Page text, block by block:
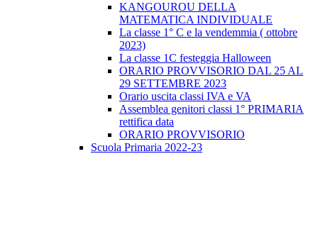
KANGOUROU DELLA
MATEMATICA INDIVIDUALE
La classe 1° C e la vendemmia ( ottobre
2023)
La classe 1C festeggia Halloween
ORARIO PROVVISORIO DAL 25 AL
29 SETTEMBRE 2023
Orario uscita classi IVA e VA
Assemblea genitori classi 1° PRIMARIA
rettifica data
ORARIO PROVVISORIO
Scuola Primaria 2022-23